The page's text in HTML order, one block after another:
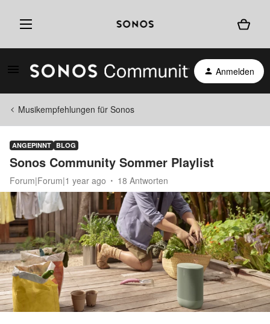
Anmelden
Musikempfehlungen für Sonos
ANGEPINNT BLOG
Sonos Community Sommer Playlist
Forum|Forum|1 year ago 18 Antworten